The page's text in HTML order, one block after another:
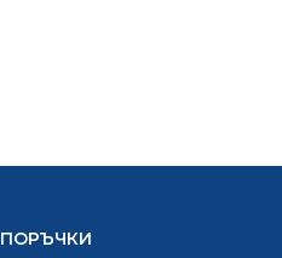
ПОРЪЧКИ